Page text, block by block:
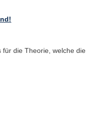
für die Theorie, welche die